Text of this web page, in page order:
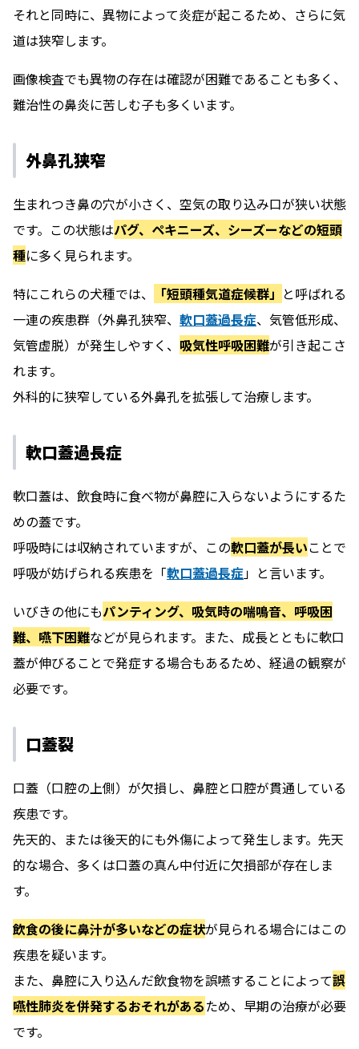
それと同時に、異物によって炎症が起こるため、さらに気
道は狭窄します。
画像検査でも異物の存在は確認が困難であることも多く、
難治性の鼻炎に苦しむ子も多くいます。
外鼻孔狭窄
生まれつき鼻の穴が小さく、空気の取り込み口が狭い状態
です。この状態はパグ、ペキニーズ、シーズーなどの短頭
種に多く見られます。
特にこれらの犬種では、
「短頭種気道症候群」 と呼ばれる
一連の疾患群（外鼻孔狭窄、 軟口蓋過長症、気管低形成、
気管虚脱）が発生しやすく、 吸気性呼吸困難が引き起こさ
れます。
外科的に狭窄している外鼻孔を拡張して治療します。
軟口蓋過長症
軟口蓋は、飲食時に食べ物が鼻腔に入らないようにするた
めの蓋です。
呼吸時には収納されていますが、この軟口蓋が長いことで
呼吸が妨げられる疾患を「軟口蓋過長症」と言います。
いびきの他にもパンティング、吸気時の喘鳴音、呼吸困
難、嚥下困難などが見られます。また、成長とともに軟口
蓋が伸びることで発症する場合もあるため、経過の観察が
必要です。
口蓋裂
口蓋（口腔の上側）が欠損し、鼻腔と口腔が貫通している
疾患です。
先天的、または後天的にも外傷によって発生します。先天
的な場合、多くは口蓋の真ん中付近に欠損部が存在しま
す。
飲食の後に鼻汁が多いなどの症状が見られる場合にはこの
疾患を疑います。
また、鼻腔に入り込んだ飲食物を誤嚥することによって誤
嚥性肺炎を併発するおそれがあるため、早期の治療が必要
です。